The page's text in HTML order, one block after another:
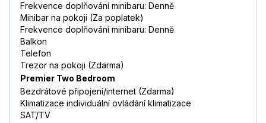
Frekvence doplňování minibaru: Denně
Minibar na pokoji (Za poplatek)
Frekvence doplňování minibaru: Denně
Balkon
Telefon
Trezor na pokoji (Zdarma)
Premier Two Bedroom
Bezdrátové připojení/internet (Zdarma)
Klimatizace individuální ovládání klimatizace
SAT/TV